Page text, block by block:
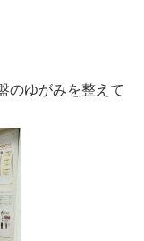
のゆがみを整えて